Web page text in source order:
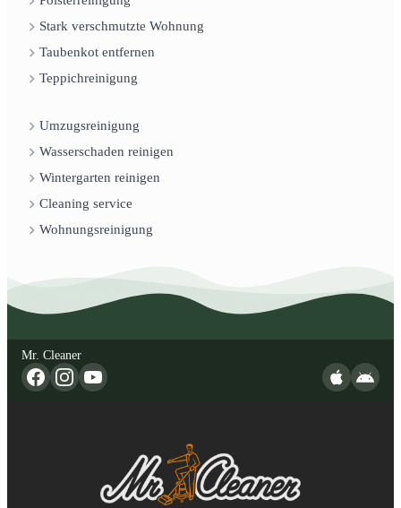
Stark verschmutzte Wohnung
Taubenkot entfernen
Teppichreinigung
Umzugsreinigung
Wasserschaden reinigen
Wintergarten reinigen
Cleaning service
Wohnungsreinigung
Mr. Cleaner